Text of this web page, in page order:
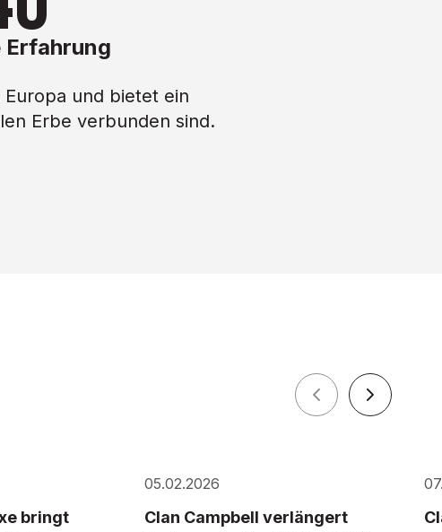
Erfahrung
und bietet ein
Erbe verbunden sind.
bringt
05.02.2026
Clan Campbell verlängert